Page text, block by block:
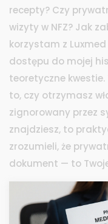
recepty? Czy
wizyty w NFZ? Jak
korzystam z
dostępu do mojej
teoretyczne kwestie.
to, czy otrzymasz
zignorowany przez
znajdziesz, to
zrozumieli, że
dokument — to